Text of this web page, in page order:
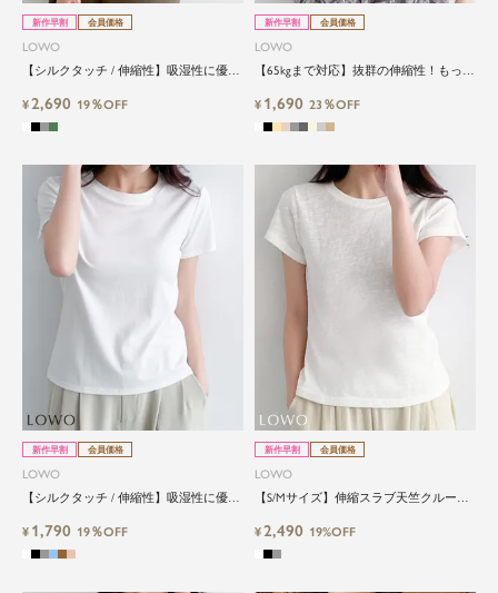
新作早割 会員価格
LOWO
【シルクタッチ / 伸縮性】吸湿性に優れ
オーバー
¥2,690 19％OFF
新作早割 会員価格
LOWO
【65kgまで対応】抜群の伸縮性！もっち
¥ 1,690 23％OFF
新作早割 会員価格
LOWO
【シルクタッチ / 伸縮性】吸湿性に優れ
（M・L）
¥ 1,790 19％OFF
新作早割 会員価格
LOWO
【S/Mサイズ】伸縮スラブ天竺クルーネ
¥2,490 19%OFF